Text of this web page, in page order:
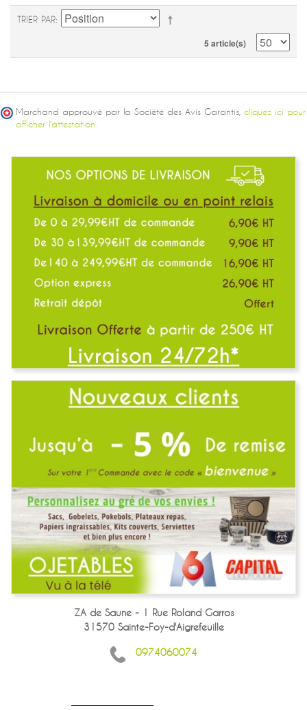
TRIER PAR
5 article(s)
Marchand approuvé par la Société des Avis Garantis, cliquez ici pour
afficher l'attestation.
ZA de Saune - 1 Rue Roland Garros
31570 Sainte-Foy-d'Aigrefeuille
0974060074